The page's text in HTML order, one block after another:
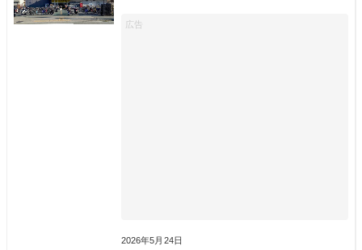
2026年5月24日